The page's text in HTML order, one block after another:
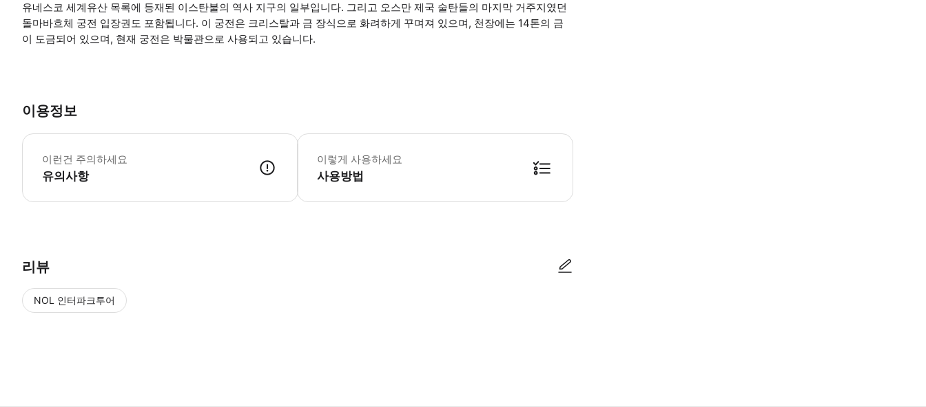
유네스코 세계유산 목록에 등재된 이스탄불의 역사 지구의 일부입니다. 그리고 오스만 제국 술탄들의 마지막 거주지였던
돌마바흐체 궁전 입장권도 포함됩니다. 이 궁전은 크리스탈과 금 장식으로 화려하게 꾸며져 있으며, 천장에는 14톤의 금
이 도금되어 있으며, 현재 궁전은 박물관으로 사용되고 있습니다.
이용정보
이런건 주의하세요
유의사항
아야 소피아 필수 안내 - 8세 미만 어린이는 무료입니다. 단, 연령 확인을 위해 여권 혹은 신분증이 필요합니다. - 여성분들은 항상 팔과 다리를 덮는 긴 헐
이렇게 사용하세요
사용방법
리뷰
NOL 인터파크투어